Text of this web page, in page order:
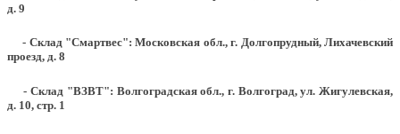
д. 9
- Склад "Смартвес":Московская обл., г. Долгопрудный, Лихачевский
проезд, д. 8
- Склад "ВЗВТ": Волгоградская обл., г. Волгоград, ул. Жигулевская,
д. 10, стр. 1